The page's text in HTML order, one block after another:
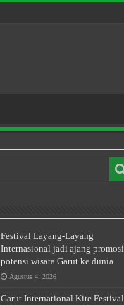
Festival Layang-Layang
Internasional jadi ajang promosi
potensi wisata Garut ke dunia
Agustus 4, 2026
Garut International Kite Festival